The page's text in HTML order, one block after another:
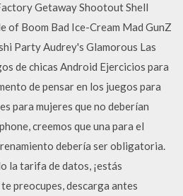
Getaway Shootout Shell
of Boom Bad Ice-Cream Mad GunZ
Party Audrey's Glamorous Las
de chicas Android Ejercicios para
de pensar en los juegos para
para mujeres que no deberían
creemos que una para el
debería ser obligatoria.
la tarifa de datos, ¡estás
preocupes, descarga antes